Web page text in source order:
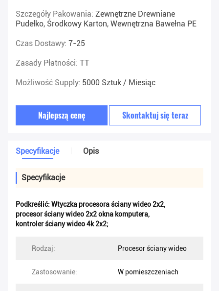
Szczegóły Pakowania: Zewnętrzne Drewniane
Pudełko, Środkowy Karton, Wewnętrzna Bawełna PE
Czas Dostawy: 7-25
Zasady Płatności: TT
Możliwość Supply: 5000 Sztuk / Miesiąc
Najlepszą cenę Skontaktuj się teraz
Specyfikacje Opis
Specyfikacje
Podkreślić: Wtyczka procesora ściany wideo 2x2,
procesor ściany wideo 2x2 okna komputera,
kontroler ściany wideo 4k 2x2;
Rodzaj: Procesor ściany wideo
Zastosowanie: W pomieszczeniach